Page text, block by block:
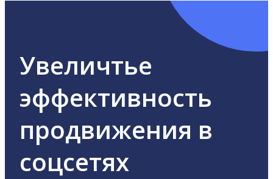
Увеличтье
эффективность
продвижения в
соцсетях